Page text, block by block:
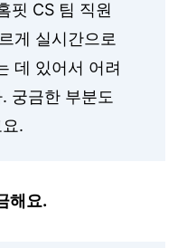
핏 CS 팀 직원
게 실시간으로
데 있어서 어려
궁금한 부분도
.
해요.